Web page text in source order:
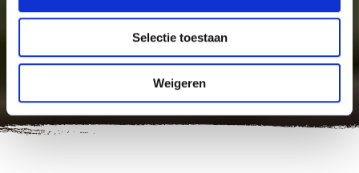
Selectie toestaan
Weigeren